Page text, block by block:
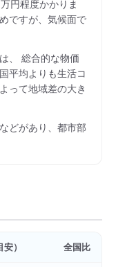
円程度かかりま
ですが、気候面で
は、 総合的な物価
平均よりも生活コ
よって地域差の大き
などがあり、都市部
） 全国比